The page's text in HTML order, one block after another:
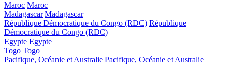
Maroc Maroc
Madagascar Madagascar
République Démocratique du Congo (RDC) République
Démocratique du Congo (RDC)
Egypte Egypte
Togo Togo
Pacifique, Océanie et Australie Pacifique, Océanie et Australie